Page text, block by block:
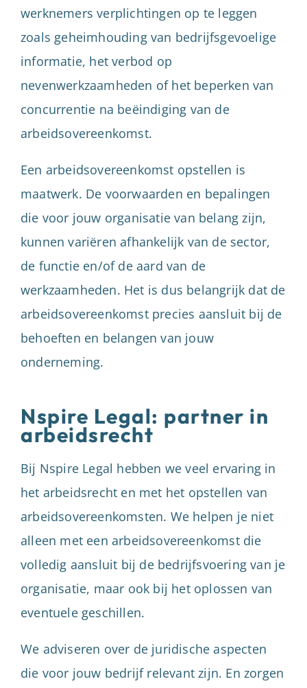
werknemers verplichtingen op te leggen
zoals geheimhouding van bedrijfsgevoelige
informatie, het verbod op
nevenwerkzaamheden of het beperken van
concurrentie na beëindiging van de
arbeidsovereenkomst.
Een arbeidsovereenkomst opstellen is
maatwerk. De voorwaarden en bepalingen
die voor jouw organisatie van belang zijn,
kunnen variëren afhankelijk van de sector,
de functie en/of de aard van de
werkzaamheden. Het is dus belangrijk dat de
arbeidsovereenkomst precies aansluit bij de
behoeften en belangen van jouw
onderneming.
Nspire Legal: partner in
arbeidsrecht
Bij Nspire Legal hebben we veel ervaring in
het arbeidsrecht en met het opstellen van
arbeidsovereenkomsten. We helpen je niet
alleen met een arbeidsovereenkomst die
volledig aansluit bij de bedrijfsvoering van je
organisatie, maar ook bij het oplossen van
eventuele geschillen.
We adviseren over de juridische aspecten
die voor jouw bedrijf relevant zijn. En zorgen